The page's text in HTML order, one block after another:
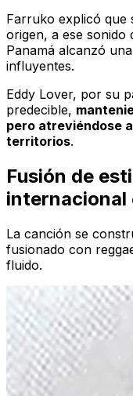
Farruko explicó que
origen, a ese sonido
Panamá alcanzó
influyentes.
Eddy Lover, por su
predecible,
pero atreviéndose
territorios.
Fusión de
internacional
La canción se
fusionado con
fluido.